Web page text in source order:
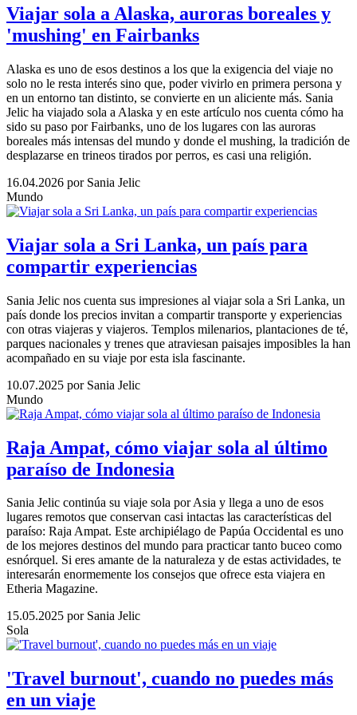
Viajar sola a Alaska, auroras boreales y
'mushing' en Fairbanks
Alaska es uno de esos destinos a los que la exigencia del viaje no
solo no le resta interés sino que, poder vivirlo en primera persona y
en un entorno tan distinto, se convierte en un aliciente más. Sania
Jelic ha viajado sola a Alaska y en este artículo nos cuenta cómo ha
sido su paso por Fairbanks, uno de los lugares con las auroras
boreales más intensas del mundo y donde el mushing, la tradición de
desplazarse en trineos tirados por perros, es casi una religión.
16.04.2026 por Sania Jelic
Mundo
Viajar sola a Sri Lanka, un país para
compartir experiencias
Sania Jelic nos cuenta sus impresiones al viajar sola a Sri Lanka, un
país donde los precios invitan a compartir transporte y experiencias
con otras viajeras y viajeros. Templos milenarios, plantaciones de té,
parques nacionales y trenes que atraviesan paisajes imposibles la han
acompañado en su viaje por esta isla fascinante.
10.07.2025 por Sania Jelic
Mundo
Raja Ampat, cómo viajar sola al último
paraíso de Indonesia
Sania Jelic continúa su viaje sola por Asia y llega a uno de esos
lugares remotos que conservan casi intactas las características del
paraíso: Raja Ampat. Este archipiélago de Papúa Occidental es uno
de los mejores destinos del mundo para practicar tanto buceo como
esnórquel. Si eres amante de la naturaleza y de estas actividades, te
interesarán enormemente los consejos que ofrece esta viajera en
Etheria Magazine.
15.05.2025 por Sania Jelic
Sola
'Travel burnout', cuando no puedes más
en un viaje